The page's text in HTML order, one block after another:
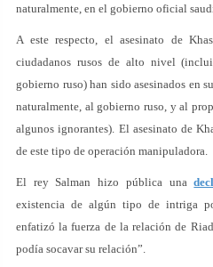
naturalmente, en el gobierno oficial
A este respecto, el asesinato de
ciudadanos rusos de alto nivel
gobierno ruso) han sido asesinados en
naturalmente, al gobierno ruso, y al
algunos ignorantes). El asesinato de
de este tipo de operación manipuladora.
El rey Salman hizo pública una
existencia de algún tipo de intriga
enfatizó la fuerza de la relación de
podía socavar su relación”.